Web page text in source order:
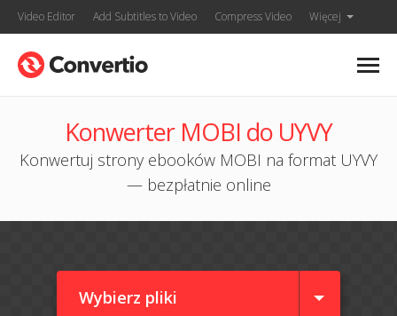
Video Editor Add Subtitles to Video Compress Video Więcej
Konwerter MOBI do UYVY
Konwertuj strony ebooków MOBI na format UYVY
— bezpłatnie online
Wybierz pliki